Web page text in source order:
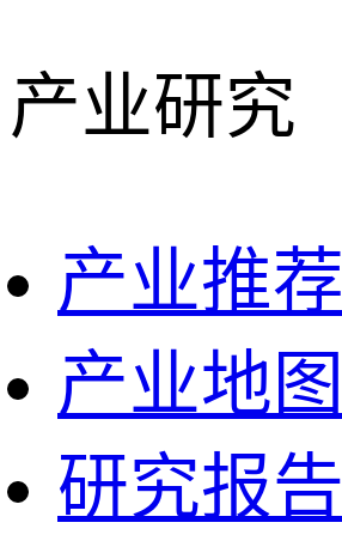
产业研究
产业推荐
产业地图
研究报告